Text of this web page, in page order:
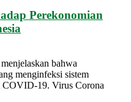
Perekonomian
bahwa
menginfeksi sistem
COVID-19. Virus Corona